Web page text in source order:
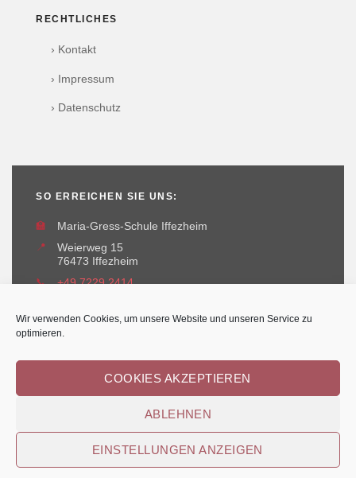
Wir verwenden Cookies, um unsere Website und unseren Service zu
optimieren.
COOKIES AKZEPTIEREN
ABLEHNEN
EINSTELLUNGEN ANZEIGEN
RECHTLICHES
› Kontakt
› Impressum
› Datenschutz
SO ERREICHEN SIE UNS:
🏫
Maria-Gress-Schule Iffezheim
📍
Weierweg 15
76473 Iffezheim
📞
+49 7229 2414
© Maria-Gress-Schule Iffezheim